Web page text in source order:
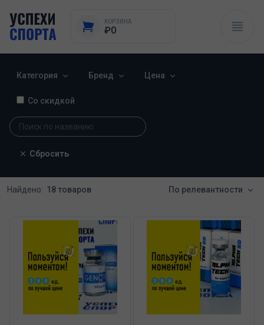
КОРЗИНА
₽0
Категория Бренд Цена
Со скидкой
Сбросить
Найдено: 18 товаров По релевантности